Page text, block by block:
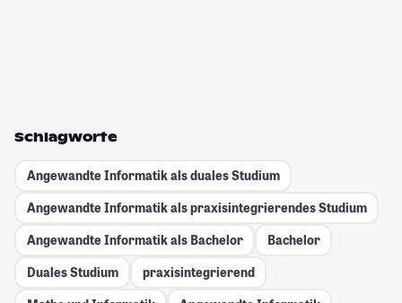
Schlagworte
Angewandte Informatik als duales Studium
Angewandte Informatik als praxisintegrierendes Studium
Angewandte Informatik als Bachelor
Bachelor
Duales Studium
praxisintegrierend